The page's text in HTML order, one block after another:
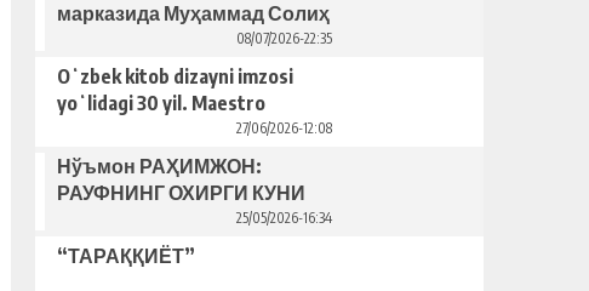
марказида Муҳаммад Солиҳ
яcаган ҳайкални ўрнатишни
таклиф қилди
08/07/2026-22:35
Oʻzbek kitob dizayni imzosi
yoʻlidagi 30 yil. Maestro
Bahriddin Bozorov bilan suhbat
27/06/2026-12:08
Нўъмон РАҲИМЖОН:
РАУФНИНГ ОХИРГИ КУНИ
25/05/2026-16:34
“ТАРАҚҚИЁТ”